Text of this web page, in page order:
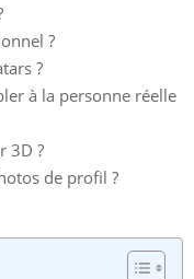
?
?
à la personne réelle
3D ?
de profil ?